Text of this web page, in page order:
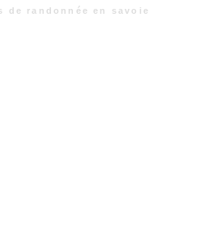
de randonnée en savoie